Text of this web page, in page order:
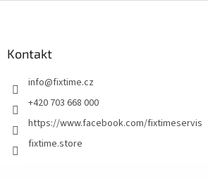
Kontakt
info@fixtime.cz
+420 703 668 000
https://www.facebook.com/fixtimeservis
fixtime.store